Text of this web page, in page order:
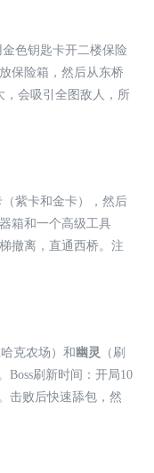
色钥匙卡开二楼保险
保险箱，然后从东桥
，会吸引全图敌人，所
紫卡和金卡），然后
箱和一个高级工具
撤离，直通西桥。注
哈克农场）和 幽灵
（刷
Boss刷新时间：开局10
击败后快速舔包，然